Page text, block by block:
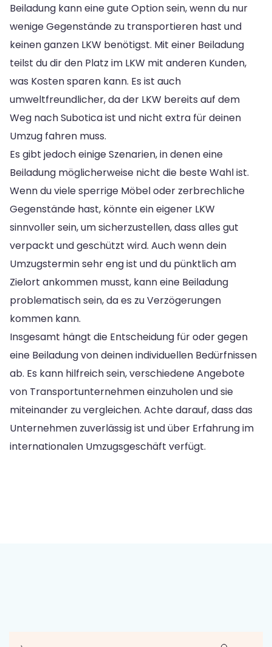
Beiladung kann eine gute Option sein, wenn du nur
wenige Gegenstände zu transportieren hast und
keinen ganzen LKW benötigst. Mit einer Beiladung
teilst du dir den Platz im LKW mit anderen Kunden,
was Kosten sparen kann. Es ist auch
umweltfreundlicher, da der LKW bereits auf dem
Weg nach Subotica ist und nicht extra für deinen
Umzug fahren muss.
Es gibt jedoch einige Szenarien, in denen eine
Beiladung möglicherweise nicht die beste Wahl ist.
Wenn du viele sperrige Möbel oder zerbrechliche
Gegenstände hast, könnte ein eigener LKW
sinnvoller sein, um sicherzustellen, dass alles gut
verpackt und geschützt wird. Auch wenn dein
Umzugstermin sehr eng ist und du pünktlich am
Zielort ankommen musst, kann eine Beiladung
problematisch sein, da es zu Verzögerungen
kommen kann.
Insgesamt hängt die Entscheidung für oder gegen
eine Beiladung von deinen individuellen Bedürfnissen
ab. Es kann hilfreich sein, verschiedene Angebote
von Transportunternehmen einzuholen und sie
miteinander zu vergleichen. Achte darauf, dass das
Unternehmen zuverlässig ist und über Erfahrung im
internationalen Umzugsgeschäft verfügt.